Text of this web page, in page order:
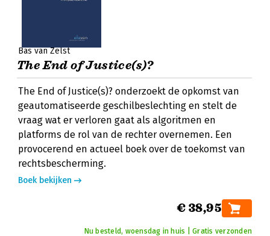
Bas van Zelst
The End of Justice(s)?
The End of Justice(s)? onderzoekt de opkomst van
geautomatiseerde geschilbeslechting en stelt de
vraag wat er verloren gaat als algoritmen en
platforms de rol van de rechter overnemen. Een
provocerend en actueel boek over de toekomst van
rechtsbescherming.
Boek bekijken
€ 38,95
Nu besteld, woensdag in huis | Gratis verzonden